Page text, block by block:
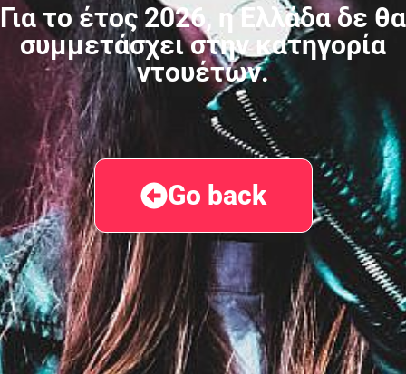
Για το έτος 2026, η Ελλάδα δε θα
συμμετάσχει στην κατηγορία
ντουέτων.
Go back